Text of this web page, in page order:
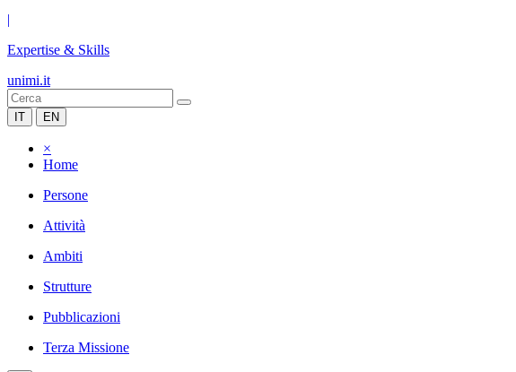
|
Expertise & Skills
unimi.it
IT EN
×
Home
Persone
Attività
Ambiti
Strutture
Pubblicazioni
Terza Missione